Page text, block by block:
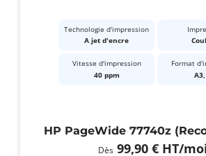
Technologie d'impression
A jet d'encre
Vitesse d'impression
40 ppm
Format
HP PageWide 77740z
Dès 99,90 € HT/